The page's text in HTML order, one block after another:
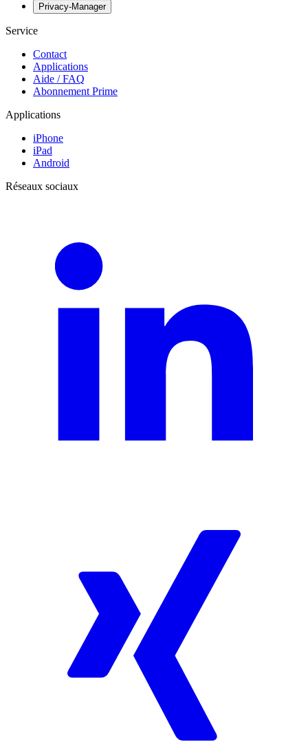
Privacy-Manager
Service
Contact
Applications
Aide / FAQ
Abonnement Prime
Applications
iPhone
iPad
Android
Réseaux sociaux